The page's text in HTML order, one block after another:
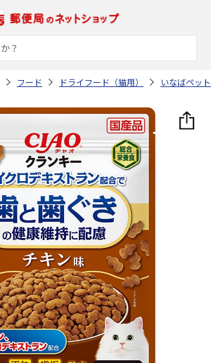
フード ドライフード（猫用） いなばペッ